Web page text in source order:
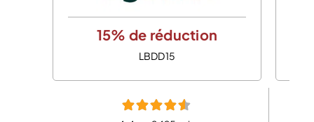
15% de réduction
LBDD15